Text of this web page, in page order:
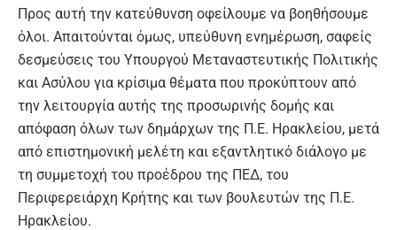
Προς αυτή την κατεύθυνση οφείλουμε να βοηθήσουμε
όλοι. Απαιτούνται όμως, υπεύθυνη ενημέρωση, σαφείς
δεσμεύσεις του Υπουργού Μεταναστευτικής Πολιτικής
και Ασύλου για κρίσιμα θέματα που προκύπτουν από
την λειτουργία αυτής της προσωρινής δομής και
απόφαση όλων των δημάρχων της Π.Ε. Ηρακλείου, μετά
από επιστημονική μελέτη και εξαντλητικό διάλογο με
τη συμμετοχή του προέδρου της ΠΕΔ, του
Περιφερειάρχη Κρήτης και των βουλευτών της Π.Ε.
Ηρακλείου.